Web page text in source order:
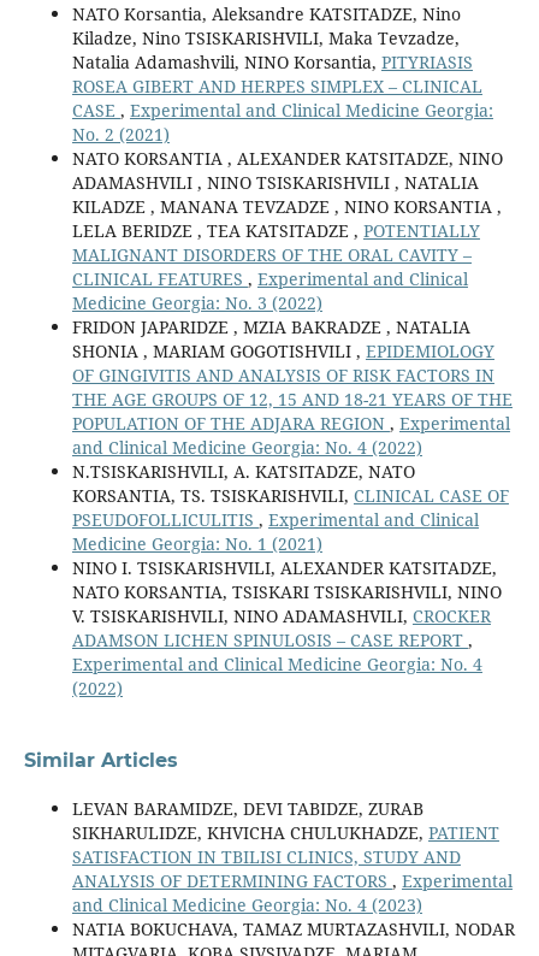
NATO Korsantia, Aleksandre KATSITADZE, Nino
Kiladze, Nino TSISKARISHVILI, Maka Tevzadze,
Natalia Adamashvili, NINO Korsantia, PITYRIASIS
ROSEA GIBERT AND HERPES SIMPLEX – CLINICAL
CASE , Experimental and Clinical Medicine Georgia:
No. 2 (2021)
NATO KORSANTIA , ALEXANDER KATSITADZE, NINO
ADAMASHVILI , NINO TSISKARISHVILI , NATALIA
KILADZE , MANANA TEVZADZE , NINO KORSANTIA ,
LELA BERIDZE , TEA KATSITADZE , POTENTIALLY
MALIGNANT DISORDERS OF THE ORAL CAVITY –
CLINICAL FEATURES , Experimental and Clinical
Medicine Georgia: No. 3 (2022)
FRIDON JAPARIDZE , MZIA BAKRADZE , NATALIA
SHONIA , MARIAM GOGOTISHVILI , EPIDEMIOLOGY
OF GINGIVITIS AND ANALYSIS OF RISK FACTORS IN
THE AGE GROUPS OF 12, 15 AND 18-21 YEARS OF THE
POPULATION OF THE ADJARA REGION , Experimental
and Clinical Medicine Georgia: No. 4 (2022)
N.TSISKARISHVILI, A. KATSITADZE, NATO
KORSANTIA, TS. TSISKARISHVILI, CLINICAL CASE OF
PSEUDOFOLLICULITIS , Experimental and Clinical
Medicine Georgia: No. 1 (2021)
NINO I. TSISKARISHVILI, ALEXANDER KATSITADZE,
NATO KORSANTIA, TSISKARI TSISKARISHVILI, NINO
V. TSISKARISHVILI, NINO ADAMASHVILI, CROCKER
ADAMSON LICHEN SPINULOSIS – CASE REPORT ,
Experimental and Clinical Medicine Georgia: No. 4
(2022)
Similar Articles
LEVAN BARAMIDZE, DEVI TABIDZE, ZURAB
SIKHARULIDZE, KHVICHA CHULUKHADZE, PATIENT
SATISFACTION IN TBILISI CLINICS, STUDY AND
ANALYSIS OF DETERMINING FACTORS , Experimental
and Clinical Medicine Georgia: No. 4 (2023)
NATIA BOKUCHAVA, TAMAZ MURTAZASHVILI, NODAR